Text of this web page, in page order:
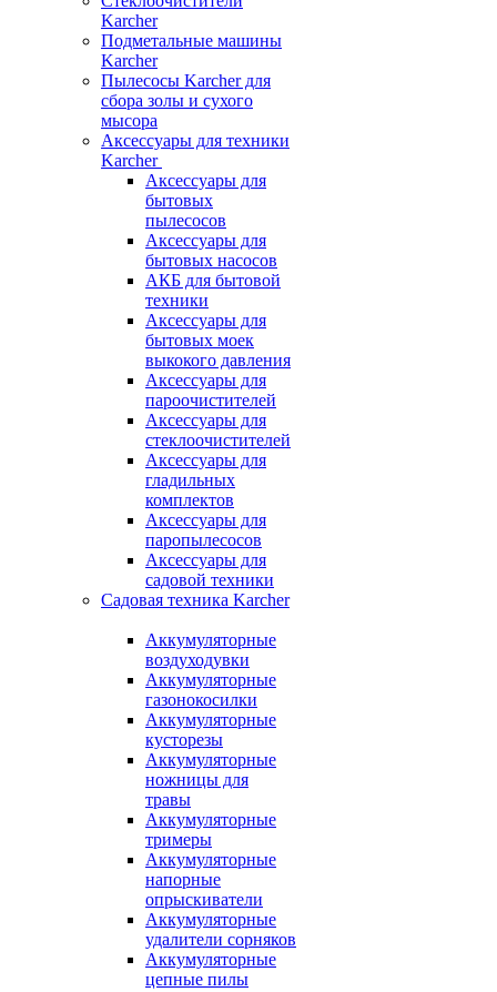
Karcher
Подметальные машины
Karcher
Пылесосы Karcher для
сбора золы и сухого
мысора
Аксессуары для техники
Karcher
Аксессуары для
бытовых
пылесосов
Аксессуары для
бытовых насосов
АКБ для бытовой
техники
Аксессуары для
бытовых моек
выкокого давления
Аксессуары для
пароочистителей
Аксессуары для
стеклоочистителей
Аксессуары для
гладильных
комплектов
Аксессуары для
паропылесосов
Аксессуары для
садовой техники
Садовая техника Karcher
Аккумуляторные
воздуходувки
Аккумуляторные
газонокосилки
Аккумуляторные
кусторезы
Аккумуляторные
ножницы для
травы
Аккумуляторные
тримеры
Аккумуляторные
напорные
опрыскиватели
Аккумуляторные
удалители сорняков
Аккумуляторные
цепные пилы